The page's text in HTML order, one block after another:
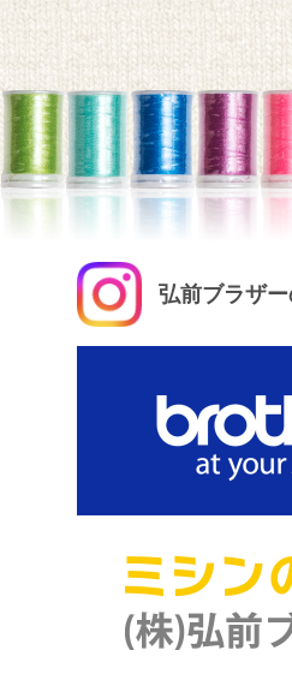
弘前ブラザ